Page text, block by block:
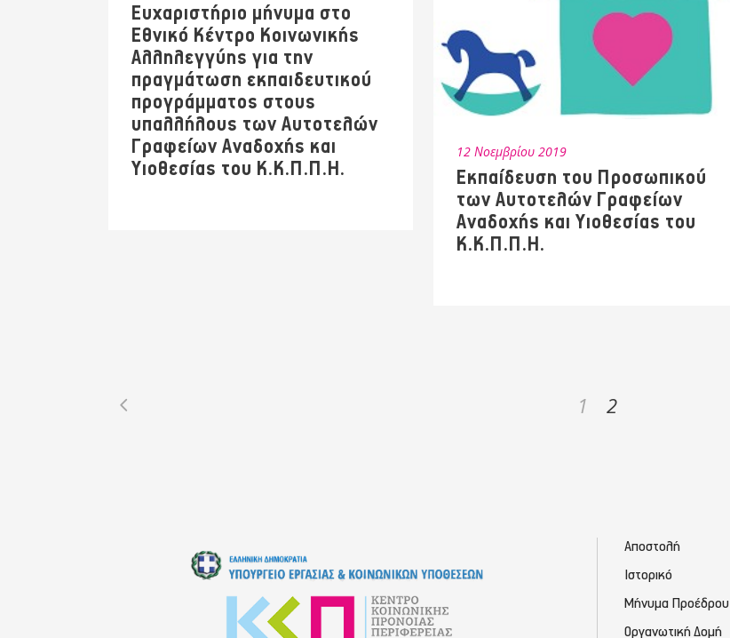
Ευχαριστήριο μήνυμα στο
Εθνικό Κέντρο Κοινωνικής
Αλληλεγγύης για την
πραγμάτωση εκπαιδευτικού
προγράμματος στους
υπαλλήλους των Αυτοτελών
Γραφείων Αναδοχής και
Υιοθεσίας του Κ.Κ.Π.Π.Η.
12 Νοεμβρίου 2019
Εκπαίδευση του Προσωπικού
των Αυτοτελών Γραφείων
Αναδοχής και Υιοθεσίας του
Κ.Κ.Π.Π.Η.
1 2
Αποστολή
Ιστορικό
Μήνυμα Προέδρου
Οργανωτική Δομή